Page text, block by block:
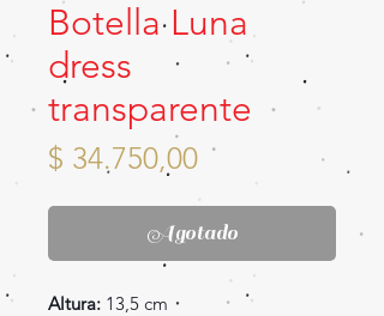
Botella Luna
dress
transparente
$ 34.750,00Precio
Agotado
Altura: 13,5 cm